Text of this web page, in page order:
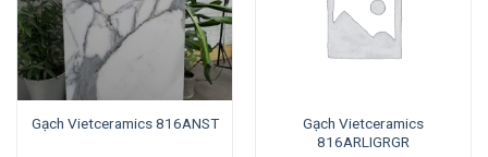
Gạch Vietceramics 816ANST
Gạch Vietceramics
816ARLIGRGR